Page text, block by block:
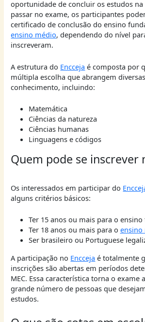
oportunidade de concluir os estudos na
passar no exame, os participantes
certificado de conclusão do ensino
ensino médio, dependendo do nível
inscreveram.
A estrutura do Encceja é composta por
múltipla escolha que abrangem
conhecimento, incluindo:
Matemática
Ciências da natureza
Ciências humanas
Linguagens e códigos
Quem pode se inscrever
Os interessados em participar do
alguns critérios básicos:
Ter 15 anos ou mais para o
Ter 18 anos ou mais para o ensino
Ser brasileiro ou Portuguese
A participação no Encceja é totalmente
inscrições são abertas em períodos
MEC. Essa característica torna o exame
grande número de pessoas que
estudos.